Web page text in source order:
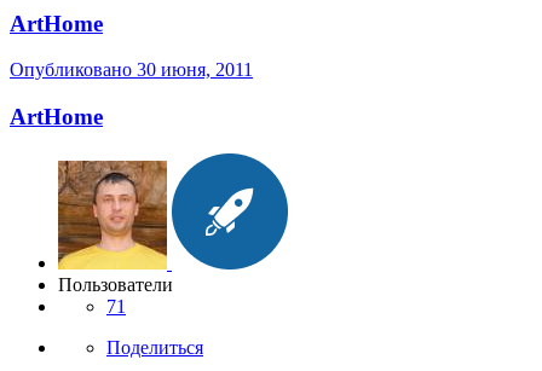
ArtHome
Опубликовано 30 июня, 2011
ArtHome
Пользователи
71
Поделиться